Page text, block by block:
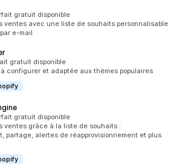
5
gratuit disponible
ventes avec une liste de souhaits personnalisable
e-mail
5 gratuit disponible
configurer et adaptée aux thèmes populaires
5
gratuit disponible
ventes grâce à la liste de souhaits :
partage, alertes de réapprovisionnement et plus